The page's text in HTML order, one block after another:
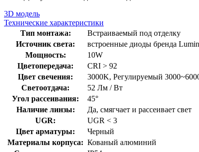
3D модель
Технические характеристики
Тип монтажа:
Встраиваемый под отделку
Источник света:
встроенные диоды бренда
Мощность:
10W
Цветопередача:
CRI > 92
Цвет свечения:
3000K, Регулируемый
Светоотдача:
52 Лм / Вт
Угол рассеивания:
45°
Наличие линзы:
Да, смягчает и рассеивает свет
UGR:
UGR < 3
Цвет арматуры:
Черный
Материалы корпуса: Кованый алюминий